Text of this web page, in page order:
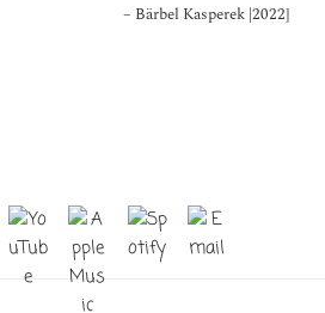
– Bärbel Kasperek |2022]